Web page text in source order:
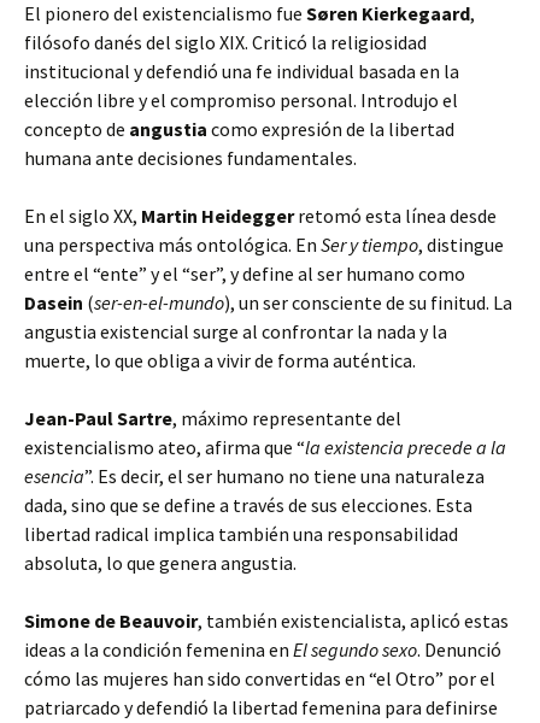
El pionero del existencialismo fue Søren Kierkegaard,
filósofo danés del siglo XIX. Criticó la religiosidad
institucional y defendió una fe individual basada en la
elección libre y el compromiso personal. Introdujo el
concepto de angustia como expresión de la libertad
humana ante decisiones fundamentales.
En el siglo XX, Martin Heideggerretomó esta línea desde
una perspectiva más ontológica. En Ser y tiempo, distingue
entre el “ente” y el “ser”, y define al ser humano como
Dasein (ser-en-el-mundo), un ser consciente de su finitud. La
angustia existencial surge al confrontar la nada y la
muerte, lo que obliga a vivir de forma auténtica.
Jean-Paul Sartre, máximo representante del
existencialismo ateo, afirma que “la existencia precede a la
esencia”. Es decir, el ser humano no tiene una naturaleza
dada, sino que se define a través de sus elecciones. Esta
libertad radical implica también una responsabilidad
absoluta, lo que genera angustia.
Simone de Beauvoir, también existencialista, aplicó estas
ideas a la condición femenina en El segundo sexo. Denunció
cómo las mujeres han sido convertidas en “el Otro” por el
patriarcado y defendió la libertad femenina para definirse